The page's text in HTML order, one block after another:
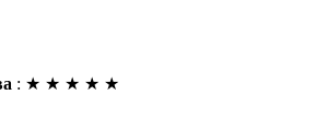
: ★ ★ ★ ★ ★